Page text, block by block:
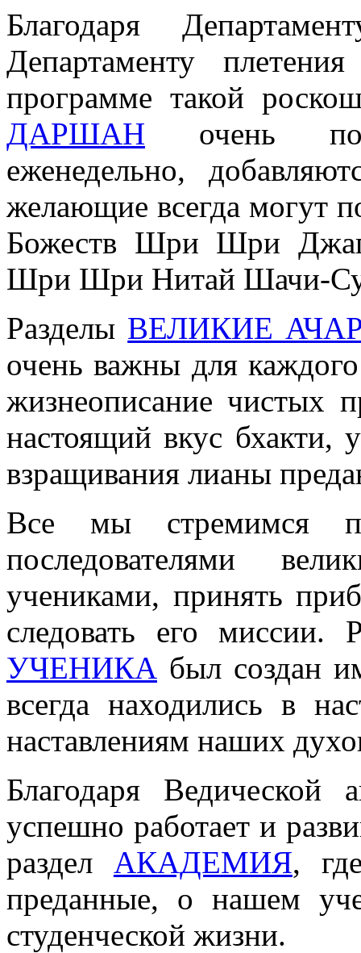
Благодаря
Департаменту
программе такой
ДАРШАН очень
еженедельно,
желающие всегда могут
Божеств Шри Шри
Шри Шри Нитай Шачи-
Разделы ВЕЛИКИЕ
очень важны для
жизнеописание чистых
настоящий вкус бхакти,
взращивания лианы
Все мы стремимся
последователями
учениками, принять
следовать его миссии.
УЧЕНИКА был создан
всегда находились в
наставлениям наших
Благодаря
успешно работает и
раздел АКАДЕМИЯ,
преданные, о нашем
студенческой жизни.